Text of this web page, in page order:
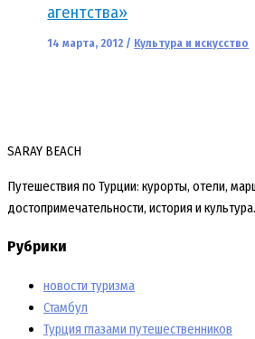
агентства»
14 марта, 2012 / Культура и искусство
SARAY BEACH
Путешествия по Турции: курорты, отели,
достопримечательности, история и культура.
Рубрики
новости туризма
Стамбул
Турция глазами путешественников